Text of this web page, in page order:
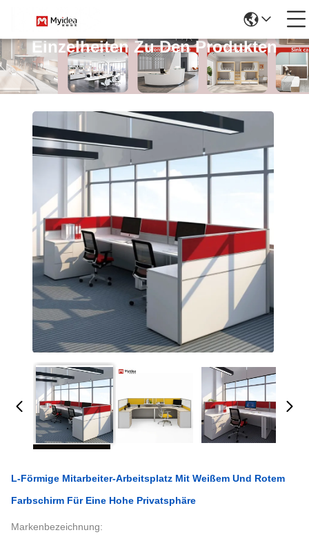
Einzelheiten Zu Den Produkten
L-Förmige Mitarbeiter-Arbeitsplatz Mit Weißem Und Rotem
Farbschirm Für Eine Hohe Privatsphäre
Markenbezeichnung: